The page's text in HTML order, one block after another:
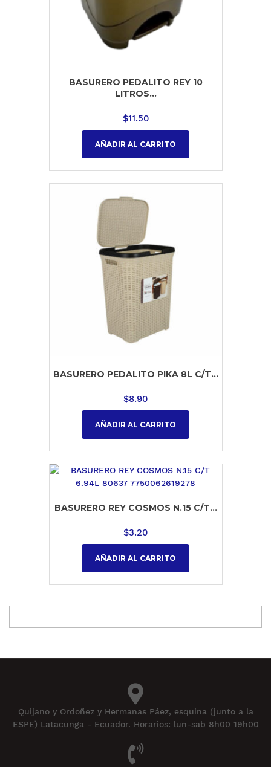
BASURERO PEDALITO REY 10
LITROS...
$11.50
AÑADIR AL CARRITO
BASURERO PEDALITO PIKA 8L C/T...
$8.90
AÑADIR AL CARRITO
BASURERO REY COSMOS N.15 C/T...
$3.20
AÑADIR AL CARRITO
Quijano y Ordoñez y Hermanas Páez, esquina (junto a la
ESPE) Latacunga - Ecuador. Horarios: lun-sab 8h00 19h00